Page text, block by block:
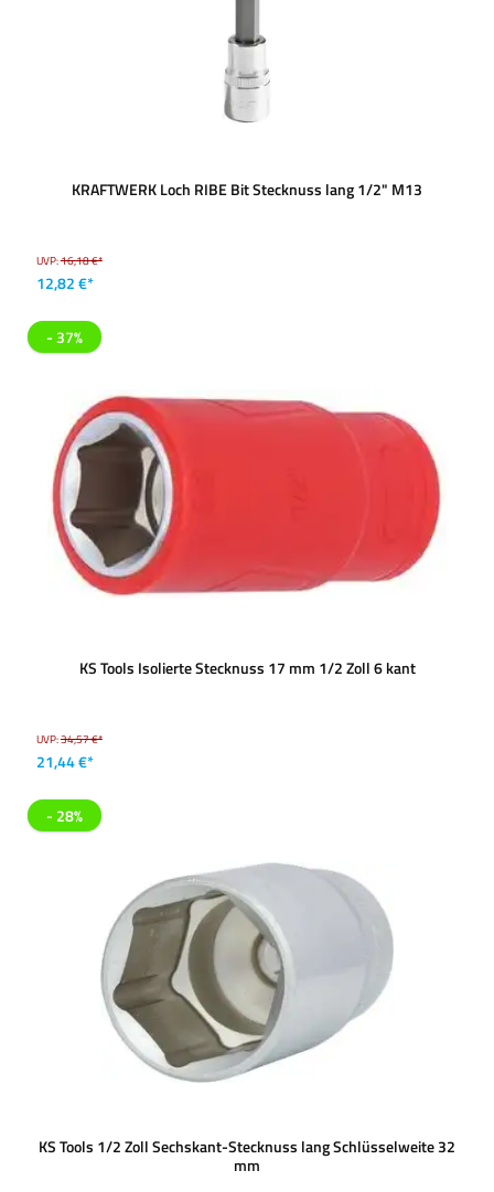
KRAFTWERK Loch RIBE Bit Stecknuss lang 1/2" M13
UVP:16,18 €*
12,82 €*
- 37%
KS Tools Isolierte Stecknuss 17 mm 1/2 Zoll 6 kant
UVP:34,57 €*
21,44 €*
- 28%
KS Tools 1/2 Zoll Sechskant-Stecknuss lang Schlüsselweite 32
mm